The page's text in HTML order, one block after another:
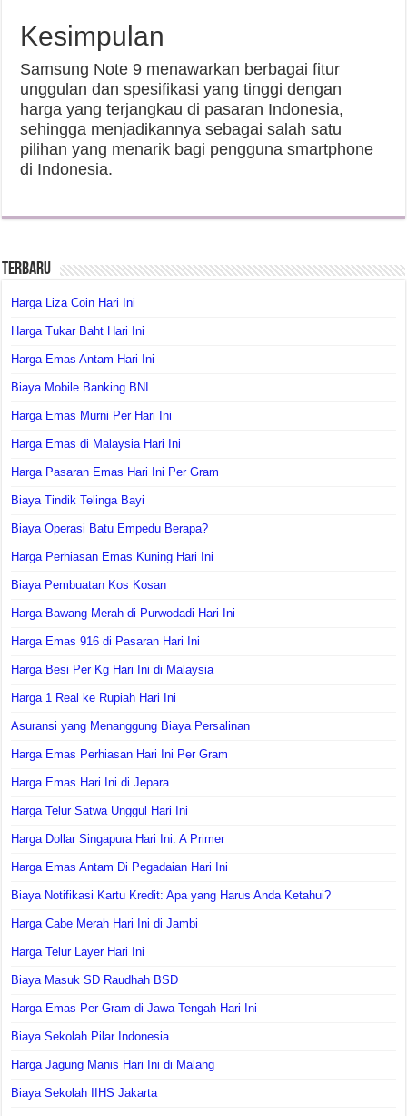
Kesimpulan
Samsung Note 9 menawarkan berbagai fitur
unggulan dan spesifikasi yang tinggi dengan
harga yang terjangkau di pasaran Indonesia,
sehingga menjadikannya sebagai salah satu
pilihan yang menarik bagi pengguna smartphone
di Indonesia.
Terbaru
Harga Liza Coin Hari Ini
Harga Tukar Baht Hari Ini
Harga Emas Antam Hari Ini
Biaya Mobile Banking BNI
Harga Emas Murni Per Hari Ini
Harga Emas di Malaysia Hari Ini
Harga Pasaran Emas Hari Ini Per Gram
Biaya Tindik Telinga Bayi
Biaya Operasi Batu Empedu Berapa?
Harga Perhiasan Emas Kuning Hari Ini
Biaya Pembuatan Kos Kosan
Harga Bawang Merah di Purwodadi Hari Ini
Harga Emas 916 di Pasaran Hari Ini
Harga Besi Per Kg Hari Ini di Malaysia
Harga 1 Real ke Rupiah Hari Ini
Asuransi yang Menanggung Biaya Persalinan
Harga Emas Perhiasan Hari Ini Per Gram
Harga Emas Hari Ini di Jepara
Harga Telur Satwa Unggul Hari Ini
Harga Dollar Singapura Hari Ini: A Primer
Harga Emas Antam Di Pegadaian Hari Ini
Biaya Notifikasi Kartu Kredit: Apa yang Harus Anda Ketahui?
Harga Cabe Merah Hari Ini di Jambi
Harga Telur Layer Hari Ini
Biaya Masuk SD Raudhah BSD
Harga Emas Per Gram di Jawa Tengah Hari Ini
Biaya Sekolah Pilar Indonesia
Harga Jagung Manis Hari Ini di Malang
Biaya Sekolah IIHS Jakarta